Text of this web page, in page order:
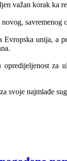
važan korak
savremenog
unija,
za
svoje najmlađe